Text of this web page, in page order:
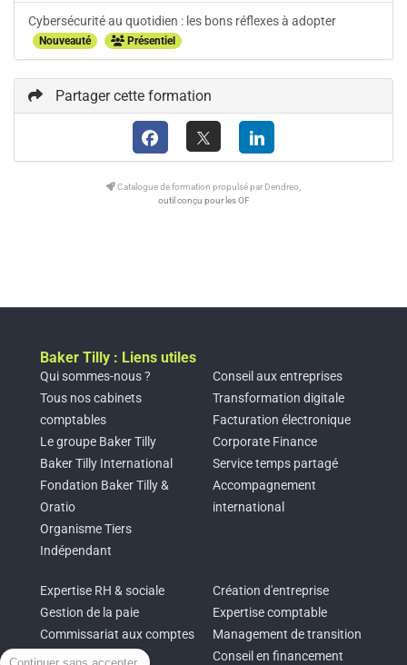
Continuer sans accepter
Cybersécurité au quotidien : les bons réflexes à adopter
Nouveauté Présentiel
Partager cette formation
Catalogue de formation propulsé par Dendreo,
outil conçu pour les OF
Baker Tilly : Liens utiles
Qui sommes-nous ?
Tous nos cabinets
comptables
Le groupe Baker Tilly
Baker Tilly International
Fondation Baker Tilly &
Oratio
Organisme Tiers
Indépendant
Conseil aux entreprises
Transformation digitale
Facturation électronique
Corporate Finance
Service temps partagé
Accompagnement
international
Expertise RH & sociale
Gestion de la paie
Commissariat aux comptes
Aide au choix SIRH
Création d'entreprise
Expertise comptable
Management de transition
Conseil en financement